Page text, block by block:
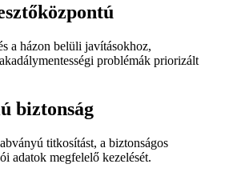
a házon belüli javításokhoz,
problémák priorizált
biztonság
titkosítást, a biztonságos
adatok megfelelő kezelését.